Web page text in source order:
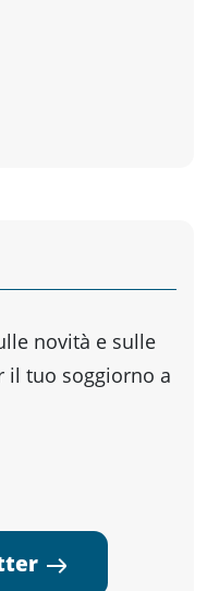
novità e sulle
tuo soggiorno a